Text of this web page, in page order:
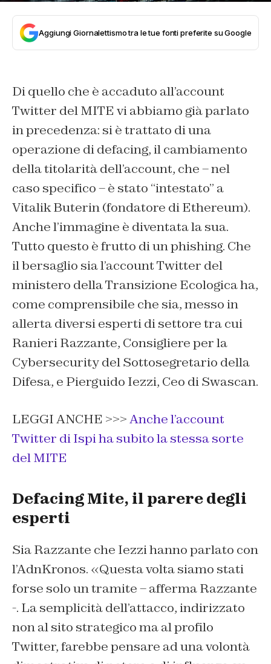
Aggiungi Giornalettismo tra le tue fonti preferite su Google
Di quello che è accaduto all’account
Twitter del MITE vi abbiamo già parlato
in precedenza: si è trattato di una
operazione di defacing, il cambiamento
della titolarità dell’account, che – nel
caso specifico – è stato “intestato” a
Vitalik Buterin (fondatore di Ethereum).
Anche l’immagine è diventata la sua.
Tutto questo è frutto di un phishing. Che
il bersaglio sia l’account Twitter del
ministero della Transizione Ecologica ha,
come comprensibile che sia, messo in
allerta diversi esperti di settore tra cui
Ranieri Razzante, Consigliere per la
Cybersecurity del Sottosegretario della
Difesa, e Pierguido Iezzi, Ceo di Swascan.
LEGGI ANCHE >>>Anche l’account
Twitter di Ispi ha subito la stessa sorte
del MITE
Defacing Mite, il parere degli
esperti
Sia Razzante che Iezzi hanno parlato con
l’AdnKronos. «Questa volta siamo stati
forse solo un tramite – afferma Razzante
-. La semplicità dell’attacco, indirizzato
non al sito strategico ma al profilo
Twitter, farebbe pensare ad una volontà